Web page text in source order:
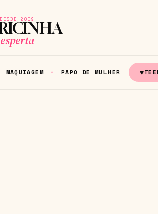
DESDE 2009
esperta
MAQUIAGEM PAPO DE MULHER ♥